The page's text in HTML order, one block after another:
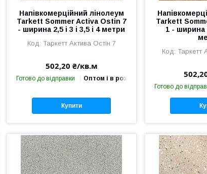
Напівкомерційний лінолеум
Tarkett Sommer Activa Ostin 7
- ширина 2,5 і 3 і 3,5 і 4 метри
Таркетт Актива Остін 7
502,20 ₴/кв.м
Готово до відправки Оптом і в роздріб
Купити
Tarkett
1 - ширина
Таркетт
Готово до